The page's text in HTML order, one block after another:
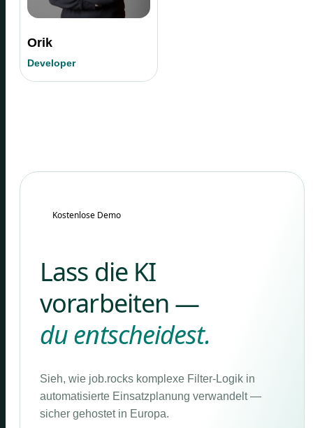
Orik
Developer
Kostenlose Demo
Lass die KI
vorarbeiten —
du entscheidest.
Sieh, wie job.rocks komplexe Filter-Logik in
automatisierte Einsatzplanung verwandelt —
sicher gehostet in Europa.